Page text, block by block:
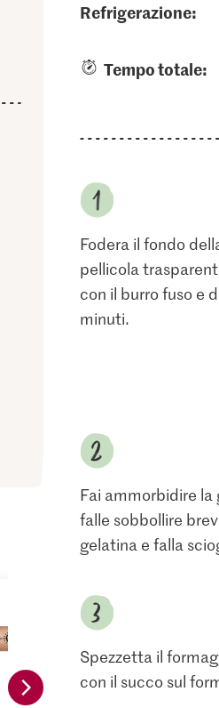
refrigerazione:
Tempo totale:
Fodera il fondo
pellicola
con il burro fuso e
minuti.
Fai ammorbidire
falle sobbollire
gelatina e falla
Spezzetta il
con il succo sul